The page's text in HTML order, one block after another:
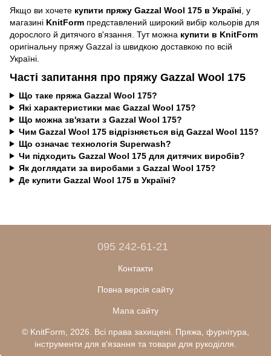
Якщо ви хочете купити пряжу Gazzal Wool 175 в Україні , у
магазині KnitForm представлений широкий вибір кольорів для
дорослого й дитячого в'язання. Тут можна купити в KnitForm
оригінальну пряжу Gazzal із швидкою доставкою по всій
Україні.
Часті запитання про пряжу Gazzal Wool 175
Що таке пряжа Gazzal Wool 175?
Які характеристики має Gazzal Wool 175?
Що можна зв'язати з Gazzal Wool 175?
Чим Gazzal Wool 175 відрізняється від Gazzal Wool 115?
Що означає технологія Superwash?
Чи підходить Gazzal Wool 175 для дитячих виробів?
Як доглядати за виробами з Gazzal Wool 175?
Де купити Gazzal Wool 175 в Україні?
095 242-61-21
Контакти
Повна версія сайту
Мапа сайту
© KnitForm, 2026. Всі права захищені. Пряжа, фурнітура,
інструменти для в'язання та товари для рукоділля.